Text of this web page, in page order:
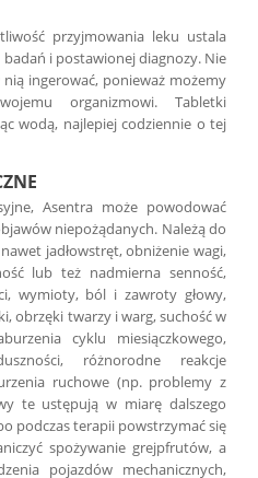
przyjmowania leku ustala
i postawionej diagnozy. Nie
ingerować, ponieważ możemy
organizmowi. Tabletki
wodą, najlepiej codziennie o tej
Asentra może powodować
niepożądanych. Należą do
jadłowstręt, obniżenie wagi,
lub też nadmierna senność,
wymioty, ból i zawroty głowy,
obrzęki twarzy i warg, suchość w
cyklu miesiączkowego,
różnorodne reakcje
ruchowe (np. problemy z
te ustępują w miarę dalszego
podczas terapii powstrzymać się
spożywanie grejpfrutów, a
pojazdów mechanicznych,